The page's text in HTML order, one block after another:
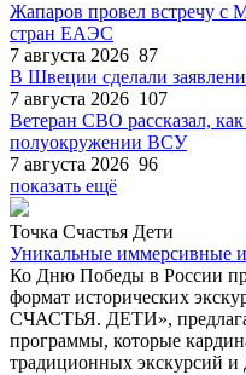
Жапаров провел встречу с
стран ЕАЭС
7 августа 2026 87
В Швеции сделали
7 августа 2026 107
Ветеран СВО рассказал,
полуокружении ВСУ
7 августа 2026 96
показать ещё
Точка Счастья Дети
Уникальные иммерсивные
Ко Дню Победы в России
формат исторических
СЧАСТЬЯ. ДЕТИ»,
программы, которые
традиционных экскурсий и